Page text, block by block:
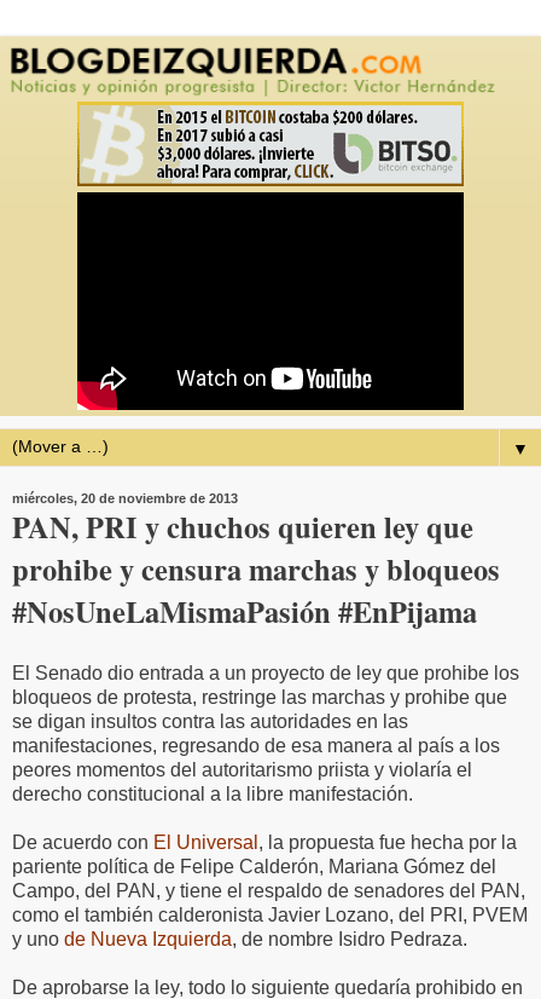
▼
miércoles, 20 de noviembre de 2013
PAN, PRI y chuchos quieren ley que
prohibe y censura marchas y bloqueos
#NosUneLaMismaPasión #EnPijama
El Senado dio entrada a un proyecto de ley que prohibe los
bloqueos de protesta, restringe las marchas y prohibe que
se digan insultos contra las autoridades en las
manifestaciones, regresando de esa manera al país a los
peores momentos del autoritarismo priista y violaría el
derecho constitucional a la libre manifestación.
De acuerdo con El Universal , la propuesta fue hecha por la
pariente política de Felipe Calderón, Mariana Gómez del
Campo, del PAN, y tiene el respaldo de senadores del PAN,
como el también calderonista Javier Lozano, del PRI, PVEM
y uno de Nueva Izquierda, de nombre Isidro Pedraza.
De aprobarse la ley, todo lo siguiente quedaría prohibido en